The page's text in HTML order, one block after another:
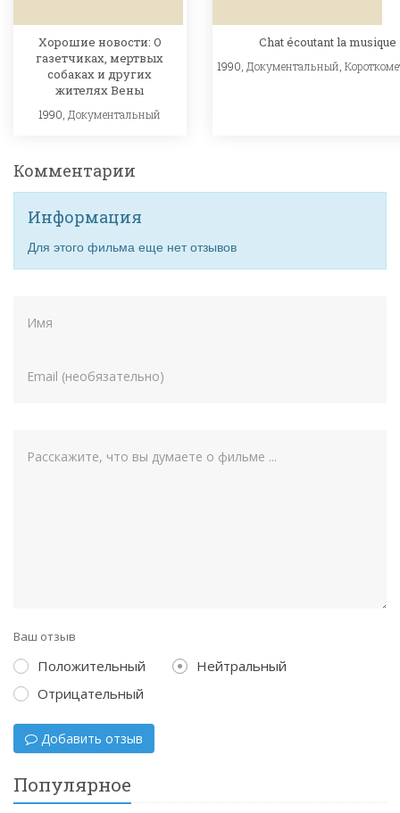
Хорошие новости: О
газетчиках, мертвых
собаках и других
жителях Вены
1990, Документальный
Chat écoutant la musique
1990, Документальный ,
Комментарии
Информация
Для этого фильма еще нет отзывов
Ваш отзыв
Положительный
Нейтральный
Отрицательный
Добавить отзыв
Популярное